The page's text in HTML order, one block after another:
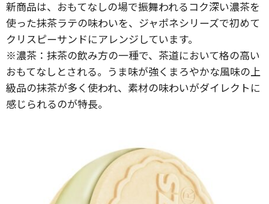
新商品は、おもてなしの場で振舞われるコク深い濃茶を
使った抹茶ラテの味わいを、ジャポネシリーズで初めて
クリスピーサンドにアレンジしています。
※濃茶：抹茶の飲み方の一種で、茶道において格の高い
おもてなしとされる。うま味が強くまろやかな風味の上
級品の抹茶が多く使われ、素材の味わいがダイレクトに
感じられるのが特長。